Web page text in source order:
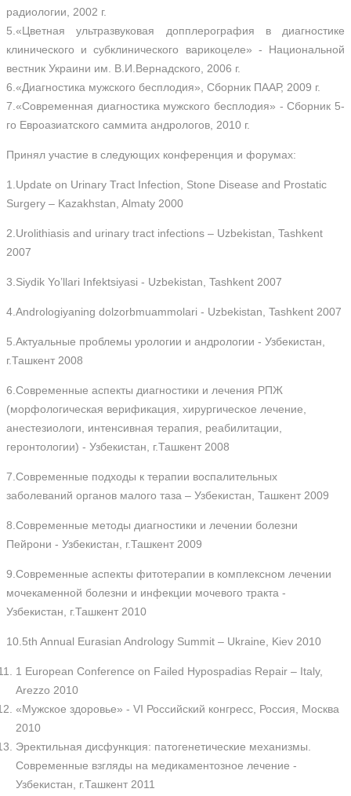
радиологии, 2002 г.
5.«Цветная ультразвуковая допплерография в диагностике
клинического и субклинического варикоцеле» - Национальной
вестник Украини им. В.И.Вернадского, 2006 г.
6.«Диагностика мужского бесплодия», Сборник ПААР, 2009 г.
7.«Современная диагностика мужского бесплодия» - Сборник 5-
го Евроазиатского саммита андрологов, 2010 г.
Принял участие в следующих конференция и форумах:
1.Update on Urinary Tract Infection, Stone Disease and Prostatic
Surgery – Kazakhstan, Almaty 2000
2.Urolithiasis and urinary tract infections – Uzbekistan, Tashkent
2007
3.Siydik Yo’llari Infektsiyasi - Uzbekistan, Tashkent 2007
4.Andrologiyaning dolzorbmuammolari - Uzbekistan, Tashkent 2007
5.Актуальные проблемы урологии и андрологии - Узбекистан,
г.Ташкент 2008
6.Современные аспекты диагностики и лечения РПЖ
(морфологическая верификация, хирургическое лечение,
анестезиологи, интенсивная терапия, реабилитации,
геронтологии) - Узбекистан, г.Ташкент 2008
7.Современные подходы к терапии воспалительных
заболеваний органов малого таза – Узбекистан, Ташкент 2009
8.Современные методы диагностики и лечении болезни
Пейрони - Узбекистан, г.Ташкент 2009
9.Современные аспекты фитотерапии в комплексном лечении
мочекаменной болезни и инфекции мочевого тракта -
Узбекистан, г.Ташкент 2010
10.5th Annual Eurasian Andrology Summit – Ukraine, Kiev 2010
1 European Conference on Failed Hypospadias Repair – Italy,
Arezzo 2010
«Мужское здоровье» - VI Российский конгресс, Россия, Москва
2010
Эректильная дисфункция: патогенетические механизмы.
Современные взгляды на медикаментозное лечение -
Узбекистан, г.Ташкент 2011